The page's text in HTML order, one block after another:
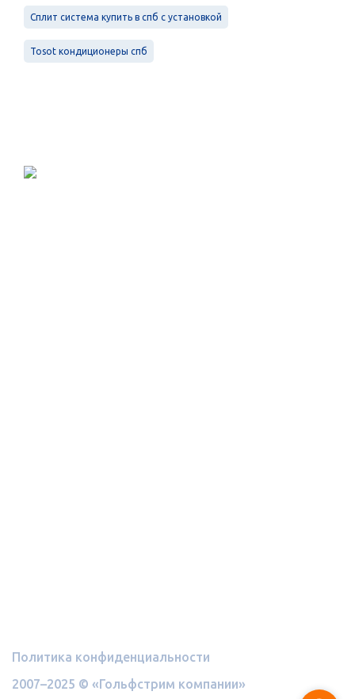
Сплит система купить в спб с установкой
Tosot кондиционеры спб
Политика конфиденциальности
2007–2025 © «Гольфстрим компании»